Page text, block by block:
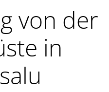
von der
in